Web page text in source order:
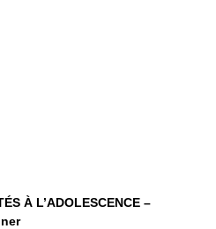
À L’ADOLESCENCE –